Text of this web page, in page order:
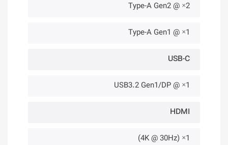
2× @ Type-A Gen2
1× @ Type-A Gen1
USB-C
1× @ USB3.2 Gen1/DP
HDMI
1× (4K @ 30Hz)